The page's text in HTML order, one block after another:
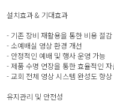
설치효과 & 기대효과
- 기존 장비 재활용을 통한 비용 절감
- 소예배실 영상 환경 개선
- 안정적인 예배 및 행사 운영 가능
- 제품 수명 연장을 통한 효율적인
- 교회 전체 영상 시스템 완성도 향상
유지관리 및 안전성